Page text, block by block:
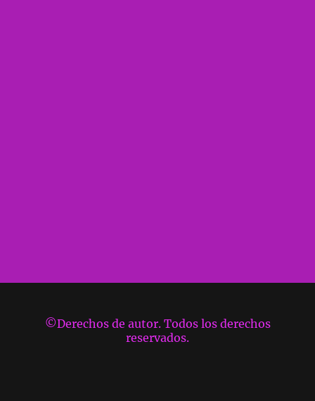
©Derechos de autor. Todos los derechos
reservados.